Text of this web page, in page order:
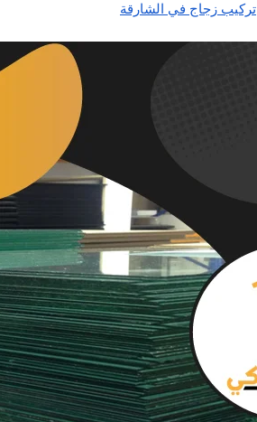
تركيب زجاج في الشارقة